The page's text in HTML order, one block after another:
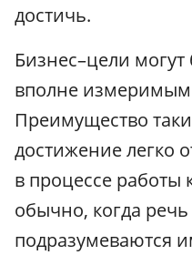
достичь.
Бизнес–цели
вполне
Преимущество
достижение легко
в процессе
обычно, когда
подразумеваются